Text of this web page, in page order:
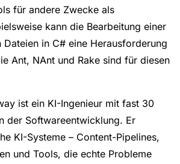
für andere Zwecke als
kann die Bearbeitung einer
in C# eine Herausforderung
Ant, NAnt und Rake sind für diesen
ist ein KI-Ingenieur mit fast 30
der Softwareentwicklung. Er
KI-Systeme – Content-Pipelines,
und Tools, die echte Probleme